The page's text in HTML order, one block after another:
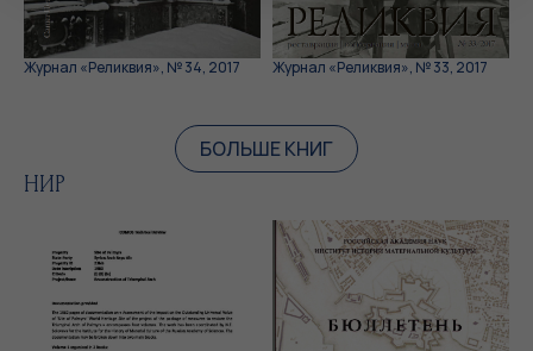
Журнал «Реликвия», № 34, 2017 Журнал «Реликвия», № 33, 2017
БОЛЬШЕ КНИГ
НИР